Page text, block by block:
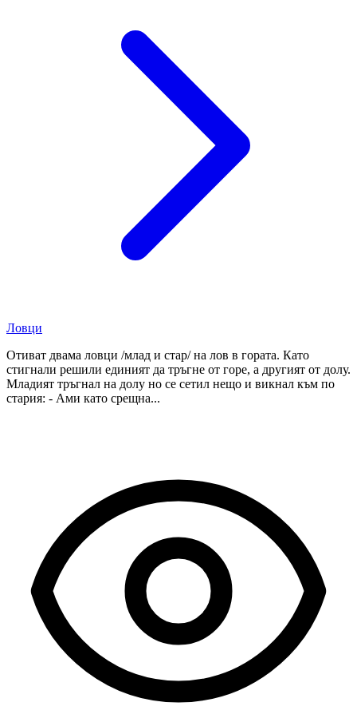
Ловци
Отиват двама ловци /млад и стар/ на лов в гората. Като
стигнали решили единият да тръгне от горе, а другият от долу.
Младият тръгнал на долу но се сетил нещо и викнал към по
стария: - Ами като срещна...